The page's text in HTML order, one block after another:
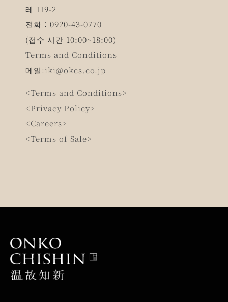
레 119-2
전화：0920-43-0770
(접수 시간 10:00~18:00)
Terms and Conditions
메일:iki@okcs.co.jp
<Terms and Conditions>
<Privacy Policy>
<Careers>
<Terms of Sale>